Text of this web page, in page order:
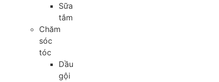
Sữa
tắm
Chăm
sóc
tóc
Dầu
gội